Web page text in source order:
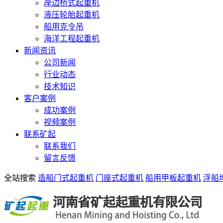
岸边桥式起重机
液压轮胎起重机
船用克令吊
海洋工程起重机
新闻资讯
公司新闻
行业动态
技术知识
客户案例
成功案例
视频案例
联系矿起
联系我们
留言反馈
全站搜索 造船门式起重机 门座式起重机 船用甲板起重机 浮船